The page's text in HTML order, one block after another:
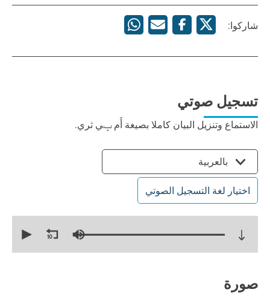
شاركوا:
تسجيل صوتي
الاستماع وتنزيل البيان كاملا بصيغة أَم ݒي ثري.
بالعربية
اختيار لغة التسجيل الصوتي
seconds
صورة